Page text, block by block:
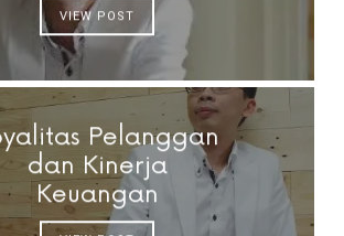
VIEW POST
Pelanggan
dan Kinerja
Keuangan